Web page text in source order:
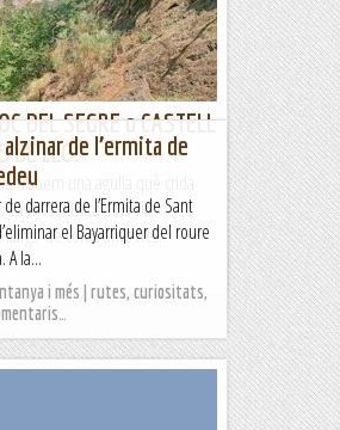
DEL SEGRE o CASTELL
DE LLO.
trobem una agulla què crida
més clàssica és la via
de corda amb tres...
de l’ermita de
darrera de l’Ermita de Sant
el Bayarriquer del roure
A la...
i més | rutes, curiositats,